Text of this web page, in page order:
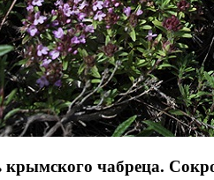
крымского чабреца.